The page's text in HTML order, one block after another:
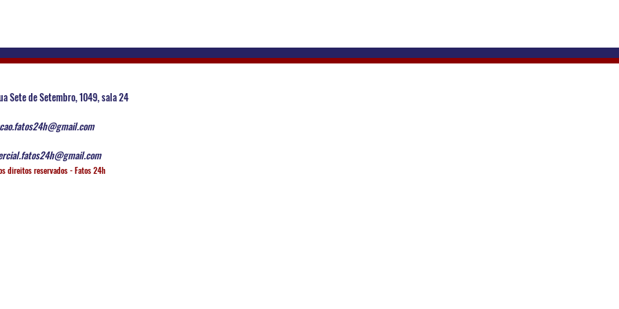
Sete de Setembro, 1049, sala 24
direitos reservados - Fatos 24h